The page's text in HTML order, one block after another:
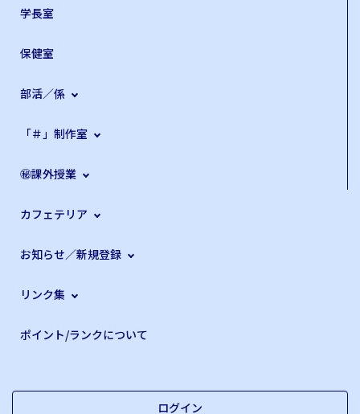
学長室
保健室
部活／係
「＃」制作室
㊙課外授業
カフェテリア
お知らせ／新規登録
リンク集
ポイント/ランクについて
ログイン